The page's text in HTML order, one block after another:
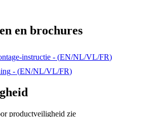
en brochures
instructie - (EN/NL/VL/FR)
- (EN/NL/VL/FR)
productveiligheid zie